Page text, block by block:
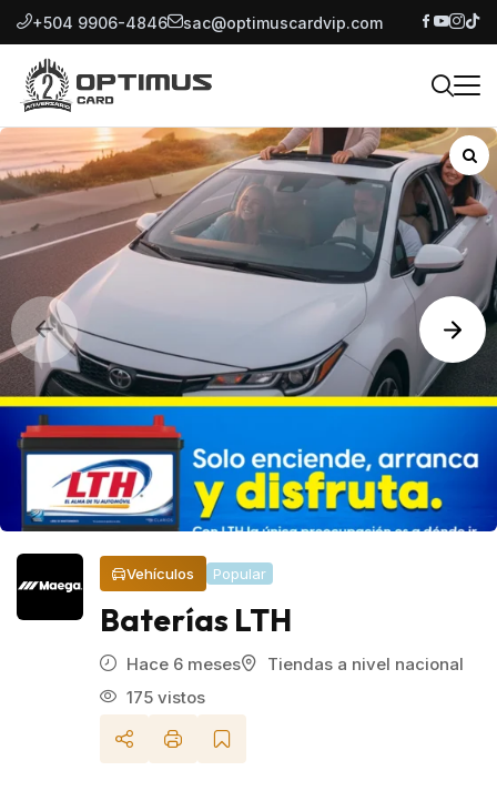
+504 9906-4846 sac@optimuscardvip.com
Vehículos Popular
Baterías LTH
Hace 6 meses
Tiendas a nivel nacional
175 vistos